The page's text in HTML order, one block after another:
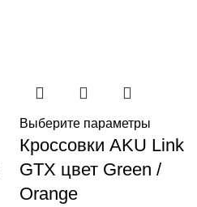
Выберите параметры
Кроссовки AKU Link
GTX цвет Green /
Orange